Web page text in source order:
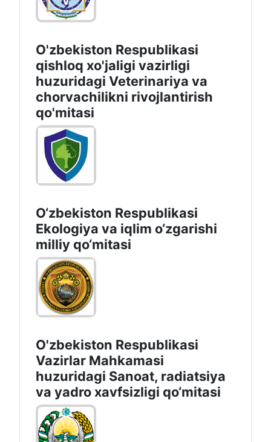
O'zbekiston Respublikasi
qishloq xo'jaligi vazirligi
huzuridagi Veterinariya va
chorvachilikni rivojlantirish
qo'mitasi
O‘zbekiston Respublikasi
Ekologiya va iqlim o‘zgarishi
milliy qo‘mitasi
O'zbekiston Respublikasi
Vazirlar Mahkamasi
huzuridagi Sanoat, radiatsiya
va yadro xavfsizligi qo‘mitasi